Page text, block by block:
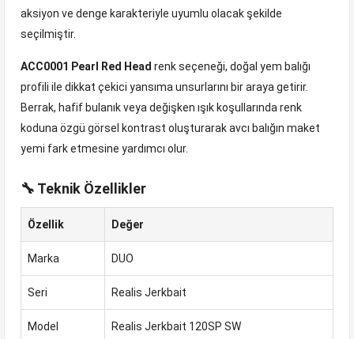
aksiyon ve denge karakteriyle uyumlu olacak şekilde
seçilmiştir.
ACC0001 Pearl Red Head renk seçeneği, doğal yem balığı
profili ile dikkat çekici yansıma unsurlarını bir araya getirir.
Berrak, hafif bulanık veya değişken ışık koşullarında renk
koduna özgü görsel kontrast oluşturarak avcı balığın maket
yemi fark etmesine yardımcı olur.
🔧 Teknik Özellikler
Özellik Değer
Marka DUO
Seri Realis Jerkbait
Model Realis Jerkbait 120SP SW